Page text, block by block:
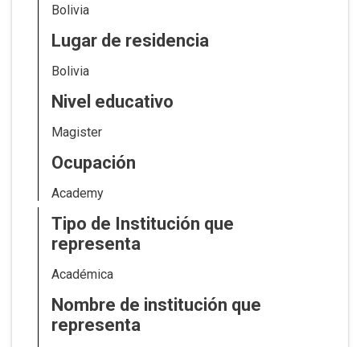
Bolivia
Lugar de residencia
Bolivia
Nivel educativo
Magister
Ocupación
Academy
Tipo de Institución que
representa
Académica
Nombre de institución que
representa